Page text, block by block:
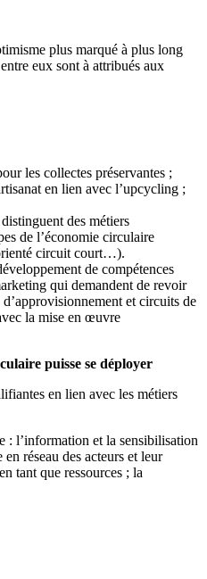
plus marqué à plus long
eux sont à attribués aux
les collectes préservantes ;
en lien avec l’upcycling ;
des métiers
de l’économie circulaire
circuit court…).
de compétences
qui demandent de revoir
et circuits de
la mise en œuvre
puisse se déployer
en lien avec les métiers
: l’information et la sensibilisation
réseau des acteurs et leur
tant que ressources ; la